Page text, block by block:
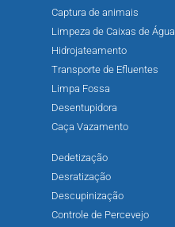
Captura de animais
Limpeza de Caixas de Água
Hidrojateamento
Transporte de Efluentes
Limpa Fossa
Desentupidora
Caça Vazamento
Dedetização
Desratização
Descupinização
Controle de Percevejo